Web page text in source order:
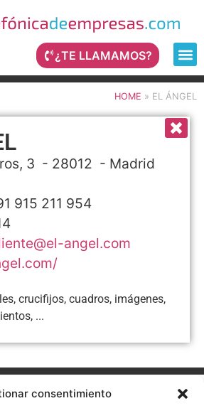
consentimiento
¿TE LLAMAMOS?
HOME » EL ÁNGEL
3 - 28012 - Madrid
915 211 954
angel.com
crucifijos, cuadros, imágenes,
...
de Privacidad
Política de Cookies